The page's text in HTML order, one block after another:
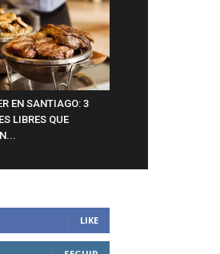
EN SANTIAGO: 3
LIBRES QUE
LIKE